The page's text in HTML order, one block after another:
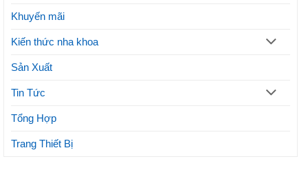
Khuyến mãi
Kiến thức nha khoa
Sản Xuất
Tin Tức
Tổng Hợp
Trang Thiết Bị